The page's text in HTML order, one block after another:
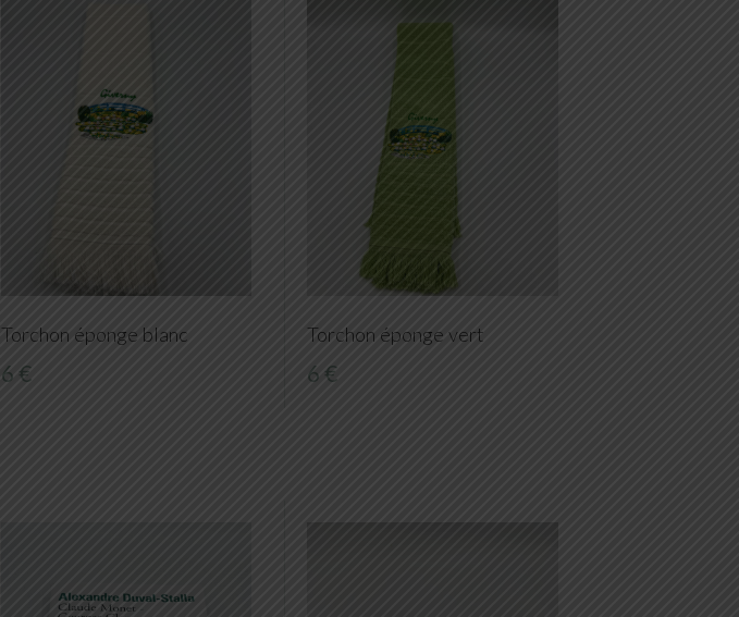
Torchon éponge blanc
6 €
Torchon éponge vert
6 €